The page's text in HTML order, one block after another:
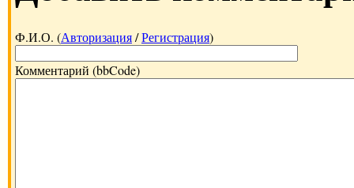
Ф.И.О. (Авторизация/Регистрация)
Комментарий (bbCode)